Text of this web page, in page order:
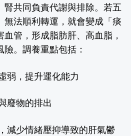
腎共同負責代謝與排除。若五
無法順利轉運，就會變成「痰
管，形成脂肪肝、高血脂，
。調養重點包括：
弱，提升運化能力
廢物的排出
減少情緒壓抑導致的肝氣鬱